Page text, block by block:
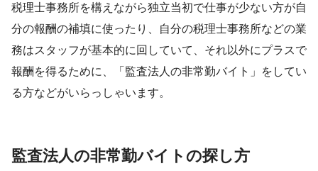
税理士事務所を構えながら独立当初で仕事が少ない方が自
分の報酬の補填に使ったり、自分の税理士事務所などの業
務はスタッフが基本的に回していて、それ以外にプラスで
報酬を得るために、「監査法人の非常勤バイト」をしてい
る方などがいらっしゃいます。
監査法人の非常勤バイトの探し方